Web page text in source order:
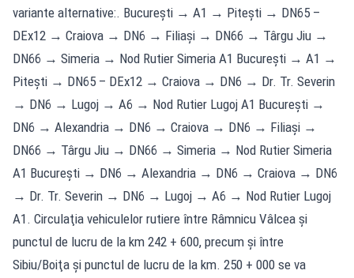
variante alternative:. Bucureşti → A1 → Piteşti → DN65 –
DEx12 → Craiova → DN6 → Filiaşi → DN66 → Târgu Jiu →
DN66 → Simeria → Nod Rutier Simeria A1 Bucureşti → A1 →
Piteşti → DN65 – DEx12 → Craiova → DN6 → Dr. Tr. Severin
→ DN6 → Lugoj → A6 → Nod Rutier Lugoj A1 Bucureşti →
DN6 → Alexandria → DN6 → Craiova → DN6 → Filiaşi →
DN66 → Târgu Jiu → DN66 → Simeria → Nod Rutier Simeria
A1 Bucureşti → DN6 → Alexandria → DN6 → Craiova → DN6
→ Dr. Tr. Severin → DN6 → Lugoj → A6 → Nod Rutier Lugoj
A1. Circulaţia vehiculelor rutiere între Râmnicu Vâlcea şi
punctul de lucru de la km 242 + 600, precum şi între
Sibiu/Boiţa şi punctul de lucru de la km. 250 + 000 se va